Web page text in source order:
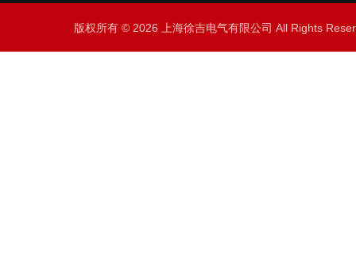
版权所有 © 2026 上海徐吉电气有限公司 All Rights